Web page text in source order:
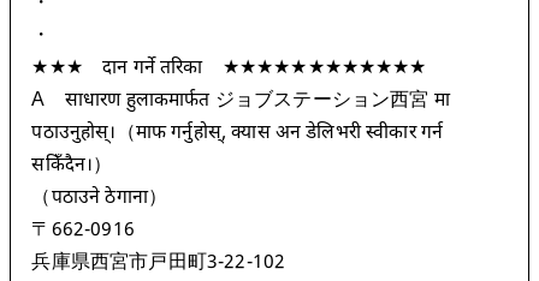
・
★★★ दान गर्ने तरिका ★★★★★★★★★★★★
A साधारण हुलाकमार्फत ジョブステーション西宮 मा
पठाउनुहोस्।（माफ गर्नुहोस्, क्यास अन डेलिभरी स्वीकार गर्न
सकिँदैन।）
（पठाउने ठेगाना）
〒662-0916
兵庫県西宮市戸田町3-22-102